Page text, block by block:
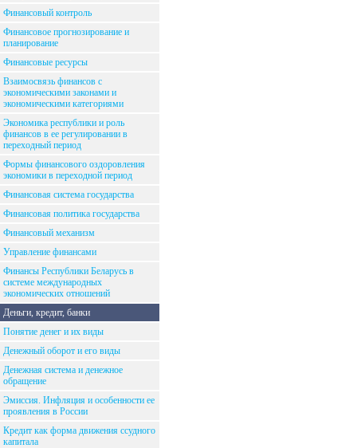
Финансовый контроль
Финансовое прогнозирование и
планирование
Финансовые ресурсы
Взаимосвязь финансов с
экономическими законами и
экономическими категориями
Экономика республики и роль
финансов в ее регулировании в
переходный период
Формы финансового оздоровления
экономики в переходной период
Финансовая система государства
Финансовая политика государства
Финансовый механизм
Управление финансами
Финансы Республики Беларусь в
системе международных
экономических отношений
Деньги, кредит, банки
Понятие денег и их виды
Денежный оборот и его виды
Денежная система и денежное
обращение
Эмиссия. Инфляция и особенности ее
проявления в России
Кредит как форма движения ссудного
капитала